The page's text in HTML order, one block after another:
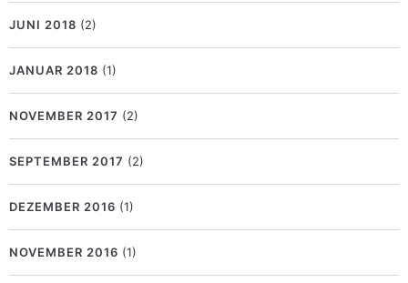
JUNI 2018 (2)
JANUAR 2018 (1)
NOVEMBER 2017 (2)
SEPTEMBER 2017 (2)
DEZEMBER 2016 (1)
NOVEMBER 2016 (1)